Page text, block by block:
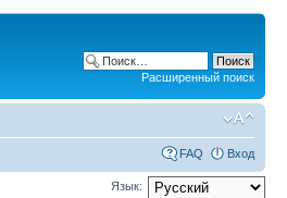
Расширенный поиск
FAQ Вход
Язык: